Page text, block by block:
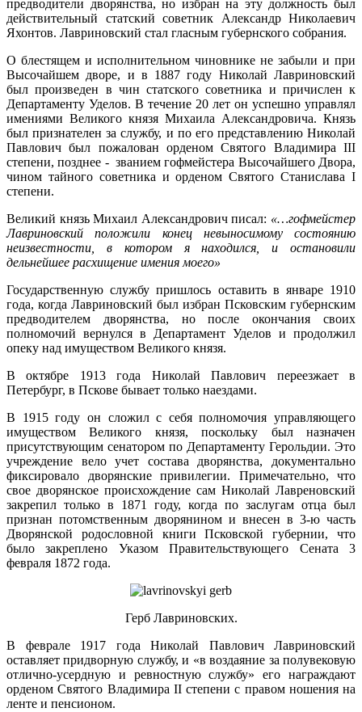
предводители дворянства, но избран на эту должность был
действительный статский советник Александр Николаевич
Яхонтов. Лавриновский стал гласным губернского собрания.
О блестящем и исполнительном чиновнике не забыли и при
Высочайшем дворе, и в 1887 году Николай Лавриновский
был произведен в чин статского советника и причислен к
Департаменту Уделов. В течение 20 лет он успешно управлял
имениями Великого князя Михаила Александровича. Князь
был признателен за службу, и по его представлению Николай
Павлович был пожалован орденом Святого Владимира III
степени, позднее - званием гофмейстера Высочайшего Двора,
чином тайного советника и орденом Святого Станислава I
степени.
Великий князь Михаил Александрович писал: «…гофмейстер
Лавриновский положили конец невыносимому состоянию
неизвестности, в котором я находился, и остановили
дельнейшее расхищение имения моего»
Государственную службу пришлось оставить в январе 1910
года, когда Лавриновский был избран Псковским губернским
предводителем дворянства, но после окончания своих
полномочий вернулся в Департамент Уделов и продолжил
опеку над имуществом Великого князя.
В октябре 1913 года Николай Павлович переез­жает в
Петербург, в Пскове бывает только наездами.
В 1915 году он сложил с себя полномочия управляющего
имуществом Великого князя, поскольку был назначен
присутствующим сенатором по Департаменту Герольдии. Это
учреждение вело учет состава дворянства, документально
фиксировало дворянские привилегии. Примечательно, что
свое дворянское происхождение сам Николай Лавреновский
закрепил только в 1871 году, когда по заслугам отца был
признан потомственным дворянином и внесен в 3-ю часть
Дворянской родословной книги Псковской губернии, что
было закреплено Указом Правительствующего Сената 3
февраля 1872 года.
Герб Лавриновских.
В феврале 1917 года Николай Павлович Лавриновский
оставляет придворную службу, и «в воздаяние за полувековую
отлично-усердную и ревностную службу» его награждают
орденом Святого Владимира II степени с правом ношения на
ленте и пенсионом.